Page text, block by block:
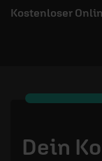
Kostenloser
Dein